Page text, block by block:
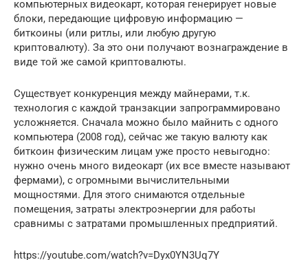
компьютерных видеокарт, которая генерирует новые
блоки, передающие цифровую информацию —
биткоины (или ритлы, или любую другую
криптовалюту). За это они получают вознаграждение в
виде той же самой криптовалюты.
Существует конкуренция между майнерами, т.к.
технология с каждой транзакции запрограммировано
усложняется. Сначала можно было майнить с одного
компьютера (2008 год), сейчас же такую валюту как
биткоин физическим лицам уже просто невыгодно:
нужно очень много видеокарт (их все вместе называют
фермами), с огромными вычислительными
мощностями. Для этого снимаются отдельные
помещения, затраты электроэнергии для работы
сравнимы с затратами промышленных предприятий.
https://youtube.com/watch?v=Dyx0YN3Uq7Y